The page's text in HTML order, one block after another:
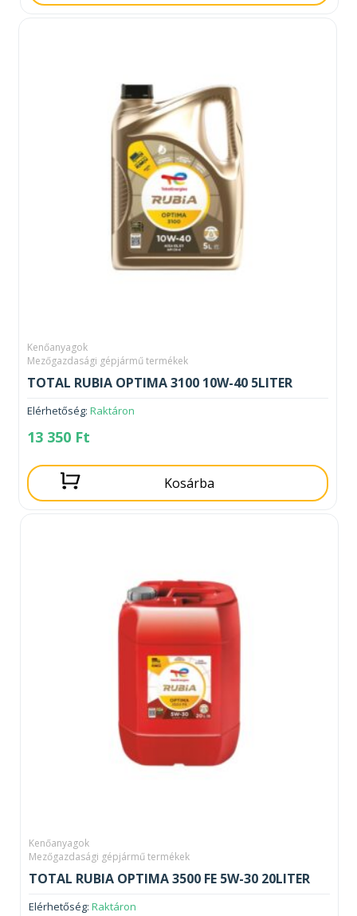
Kenőanyagok
Mezőgazdasági gépjármű termékek
TOTAL RUBIA OPTIMA 3100 10W-40 5LITER
Elérhetőség: Raktáron
13 350 Ft
Kosárba
Kenőanyagok
Mezőgazdasági gépjármű termékek
TOTAL RUBIA OPTIMA 3500 FE 5W-30 20LITER
Elérhetőség: Raktáron